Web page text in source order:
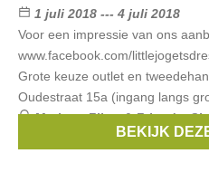
1 juli 2018 --- 4 juli 2018
Voor een impressie van ons
www.facebook.com/
Grote keuze outlet en
Oudestraat 15a (ingang langs
Merken:Filou & Friends,
Van Hassels, ...
BEKIJK